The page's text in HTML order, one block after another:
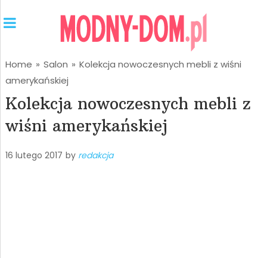
Home » Salon » Kolekcja nowoczesnych mebli z wiśni
amerykańskiej
Kolekcja nowoczesnych mebli z
wiśni amerykańskiej
16 lutego 2017 by redakcja